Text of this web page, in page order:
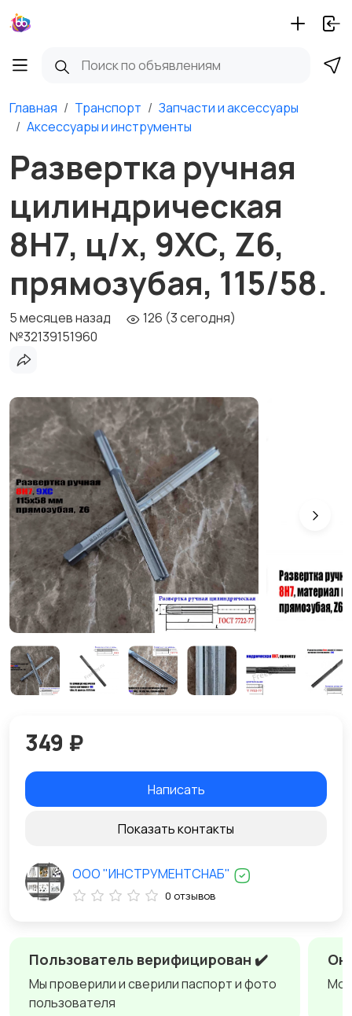
Главная Транспорт
Запчасти и аксессуары
Аксессуары и инструменты
Развертка ручная
цилиндрическая
8Н7, ц/х, 9ХС, Z6,
прямозубая, 115/58.
5 месяцев назад
126 (3 сегодня)
№32139151960
Пользователь верифицирован ✔️
Мы проверили и сверили паспорт и фото
пользователя
349 ₽
Написать
Показать контакты
ООО "ИНСТРУМЕНТСНАБ"
0 отзывов